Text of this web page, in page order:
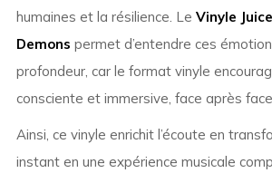
humaines et la résilience. Le Vinyle
Demons permet d’entendre ces
profondeur, car le format vinyle
consciente et immersive, face après
Ainsi, ce vinyle enrichit l’écoute en
instant en une expérience musicale